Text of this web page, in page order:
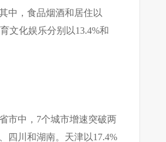
中，食品烟酒和居住以
文化娱乐分别以13.4%和
市中，7个城市增速突破两
四川和湖南。天津以17.4%